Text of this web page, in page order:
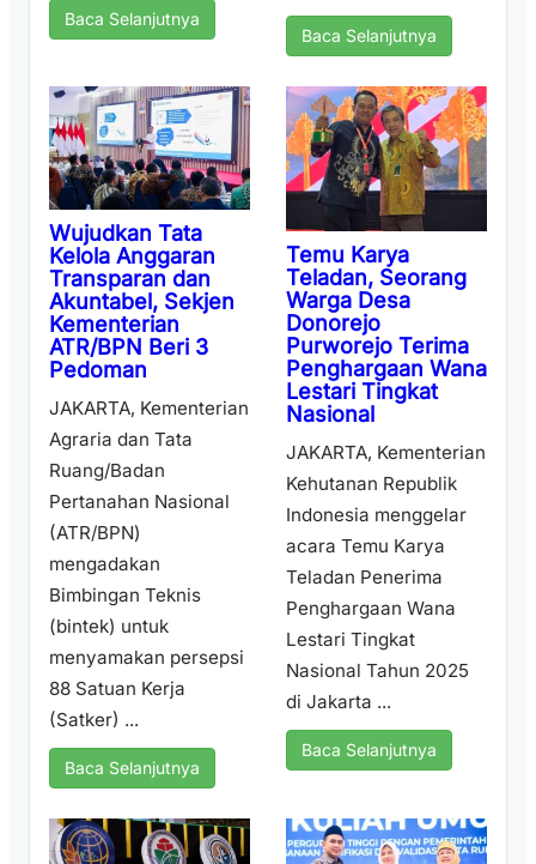
Baca Selanjutnya
Baca Selanjutnya
Wujudkan Tata
Kelola Anggaran
Transparan dan
Akuntabel, Sekjen
Kementerian
ATR/BPN Beri 3
Pedoman
JAKARTA, Kementerian
Agraria dan Tata
Ruang/Badan
Pertanahan Nasional
(ATR/BPN)
mengadakan
Bimbingan Teknis
(bintek) untuk
menyamakan persepsi
88 Satuan Kerja
(Satker) ...
Baca Selanjutnya
Temu Karya
Teladan, Seorang
Warga Desa
Donorejo
Purworejo Terima
Penghargaan Wana
Lestari Tingkat
Nasional
JAKARTA, Kementerian
Kehutanan Republik
Indonesia menggelar
acara Temu Karya
Teladan Penerima
Penghargaan Wana
Lestari Tingkat
Nasional Tahun 2025
di Jakarta ...
Baca Selanjutnya